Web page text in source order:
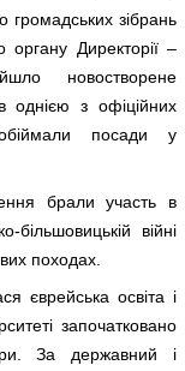
зібрань
органу Директорії –
новостворене
однією з офіційних
посади у
брали участь в
війні
походах.
єврейська освіта і
започатковано
За державний і